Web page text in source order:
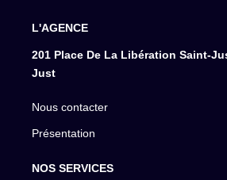
L'AGENCE
201 Place De La Libération Saint-
Just
Nous contacter
Présentation
NOS SERVICES